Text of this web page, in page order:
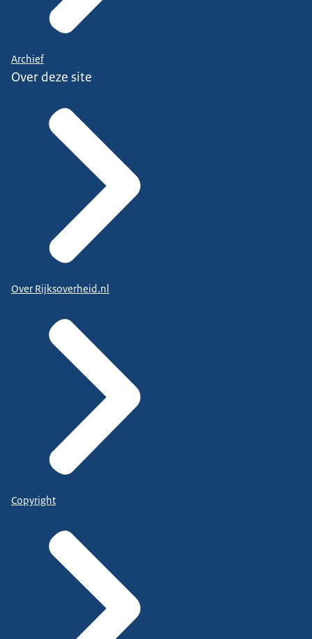
Archief
Over deze site
Over Rijksoverheid.nl
Copyright